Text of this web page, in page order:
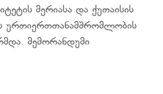
მერიასა და ქუთაისის
ურთიერთთანამშრომლობის
მემორანდუმი